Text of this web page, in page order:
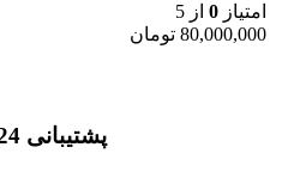
امتیاز 0 از 5
80,000,000 تومان
پشتیبانی 24 ساعته